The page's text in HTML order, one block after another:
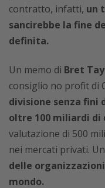
contratto, infatti, un
sancirebbe la fine
definita.
Un memo di Bret
consiglio no profit di
divisione senza fini
oltre 100 miliardi di
valutazione di 500
nei mercati privati.
delle
mondo.